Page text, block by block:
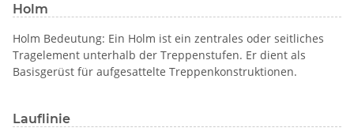
Holm
Holm Bedeutung: Ein Holm ist ein zentrales oder seitliches
Tragelement unterhalb der Treppenstufen. Er dient als
Basisgerüst für aufgesattelte Treppenkonstruktionen.
Lauflinie